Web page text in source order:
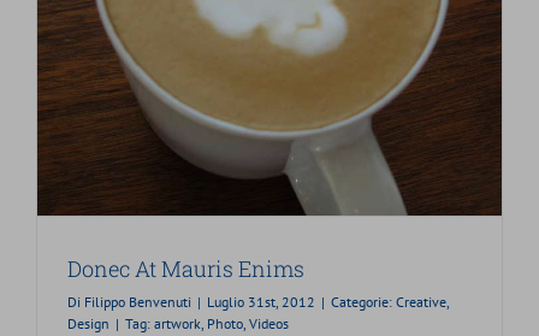
Donec At Mauris Enims
Di Filippo Benvenuti | Luglio 31st, 2012 | Categorie: Creative
Design | Tag: artwork Photo Videos